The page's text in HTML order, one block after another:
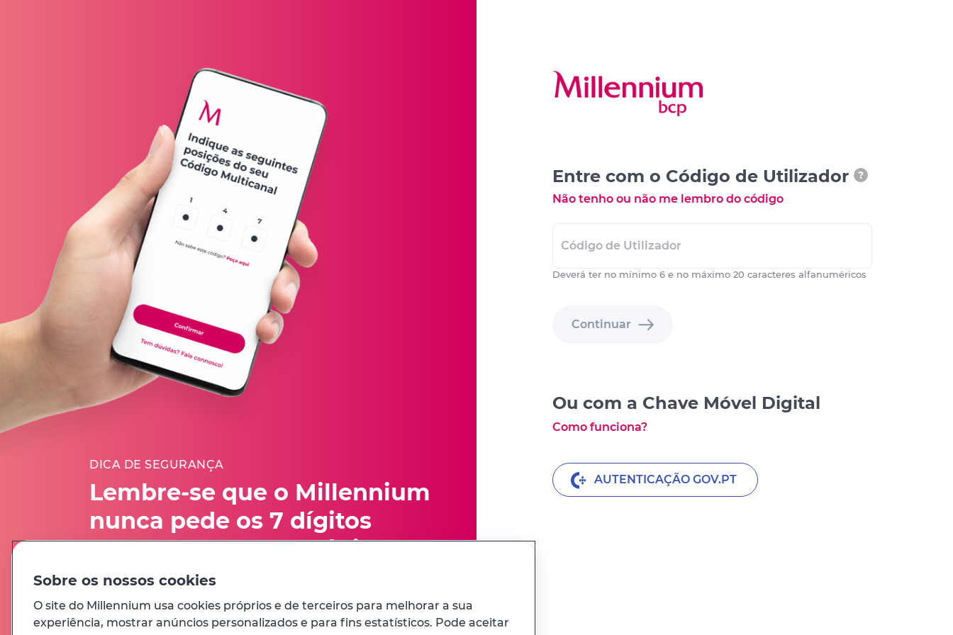
DICA DE SEGURANÇA
Lembre-se que o Millennium
nunca pede os 7 dígitos
completos do seu Código
Multicanal
Avisos de segurança
Entre com o Código de Utilizador
?
Não tenho ou não me lembro do código
Código de Utilizador
Deverá ter no mínimo 6 e no máximo 20 caracteres alfanuméricos
Continuar
Ou com a Chave Móvel Digital
Como funciona?
AUTENTICAÇÃO GOV.PT
Sobre os nossos cookies
O site do Millennium usa cookies próprios e de terceiros para melhorar a sua
experiência, mostrar anúncios personalizados e para fins estatísticos. Pode aceitar